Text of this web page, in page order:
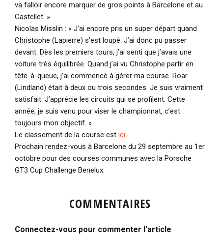
va falloir encore marquer de gros points à Barcelone et au
Castellet. »
Nicolas Misslin : « J’ai encore pris un super départ quand
Christophe (Lapierre) s’est loupé. J’ai donc pu passer
devant. Dès les premiers tours, j’ai senti que j’avais une
voiture très équilibrée. Quand j’ai vu Christophe partir en
tête-à-queue, j’ai commencé à gérer ma course. Roar
(Lindland) était à deux ou trois secondes. Je suis vraiment
satisfait. J’apprécie les circuits qui se profilent. Cette
année, je suis venu pour viser le championnat, c’est
toujours mon objectif. »
Le classement de la course est ici
Prochain rendez-vous à Barcelone du 29 septembre au 1er
octobre pour des courses communes avec la Porsche
GT3 Cup Challenge Benelux.
COMMENTAIRES
Connectez-vous pour commenter l'article